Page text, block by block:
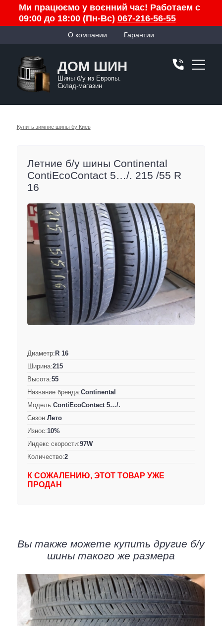
Ми працюємо у воєнний час! Работаем с
09:00 до 18:00 (Пн-Вс) 067-216-56-55
О компании Гарантии
ДОМ ШИН
Шины б/у из Европы.
Склад-магазин
Купить зимние шины бу Киев
Летние б/у шины Continental
ContiEcoContact 5…/. 215 /55 R
16
Диаметр:R 16
Ширина:215
Высота:55
Название бренда:Continental
Модель:ContiEcoContact 5…/.
Сезон:Лето
Износ:10%
Индекс скорости:97W
Количество:2
К СОЖАЛЕНИЮ, ЭТОТ ТОВАР УЖЕ
ПРОДАН
Вы также можете купить другие б/у
шины такого же размера